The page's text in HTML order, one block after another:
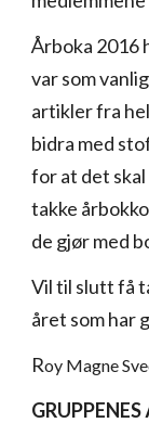
Årboka 2016
var som
artikler fra
bidra med
for at det
takke
de gjør med
Vil til slutt få
året som har
Roy Magne